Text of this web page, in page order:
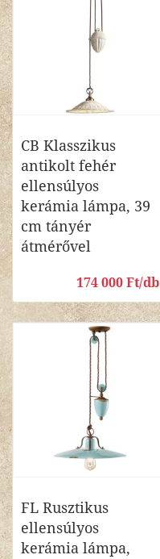
CB Klasszikus
antikolt fehér
ellensúlyos
kerámia lámpa, 39
cm tányér
átmérővel
174 000 Ft/db
FL Rusztikus
ellensúlyos
kerámia lámpa,